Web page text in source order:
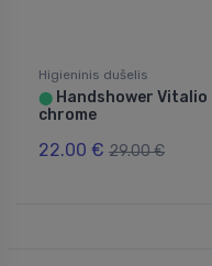
Higieninis dušelis
⬤ Handshower
chrome
22.00 € 29.00 €